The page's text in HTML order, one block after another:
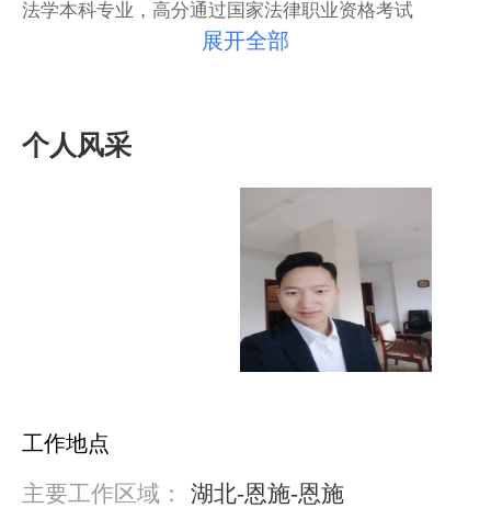
法学本科专业，高分通过国家法律职业资格考试
展开全部
个人风采
工作地点
主要工作区域：
湖北-恩施-恩施